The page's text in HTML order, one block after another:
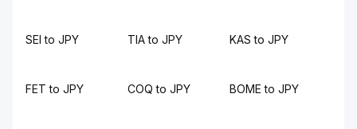
SEI to JPY TIA to JPY KAS to JPY
FET to JPY COQ to JPY BOME to JPY